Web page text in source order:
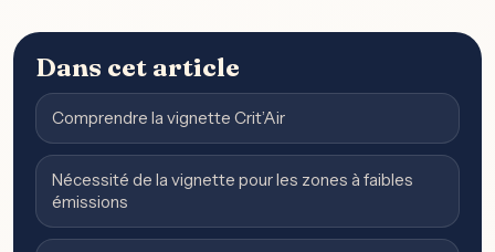
Dans cet article
Comprendre la vignette Crit’Air
Nécessité de la vignette pour les zones à faibles
émissions